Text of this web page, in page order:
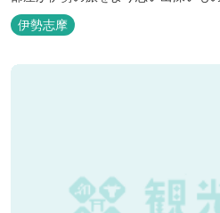
な敷地内にはテニスコート、野球場
ウォータースライダーを有する流水
遊園など、様々なアウトドア施設が
伊勢志摩